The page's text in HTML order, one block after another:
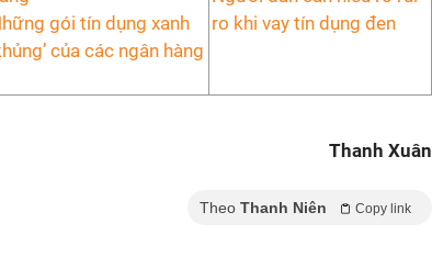
gói tín dụng xanh
của các ngân hàng
ro khi vay tín dụng đen
Thanh Xuân
Theo Thanh Niên Copy link